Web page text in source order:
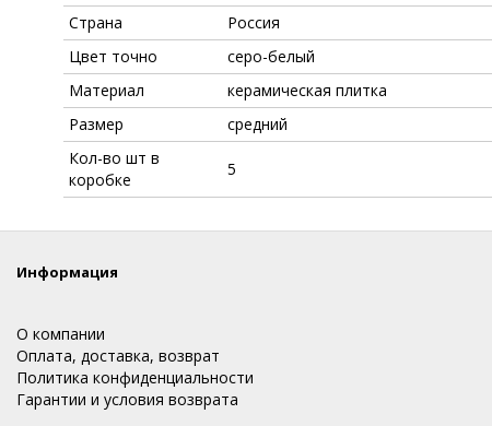
Страна
Россия
Цвет точно
серо-белый
Материал
керамическая плитка
Размер
средний
Кол-во шт в
коробке
5
Информация
О компании
Оплата, доставка, возврат
Политика конфиденциальности
Гарантии и условия возврата